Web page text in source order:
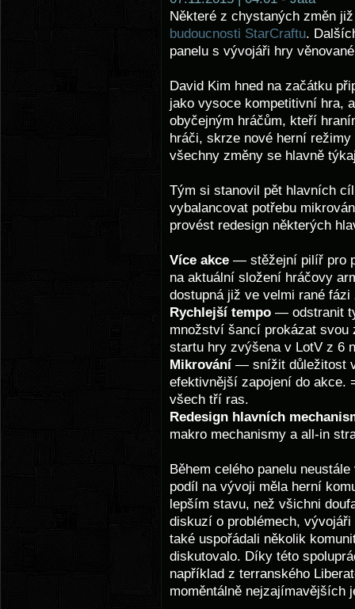
Některé z chystaných změn
budoucnosti StarCraftu.
panelu s vývojáři hry
David Kim hned na začátku
jako vysoce kompetitivní hra,
obyčejným hráčům, kteří
hráči, skrze nové herní
všechny změny se hlavně
Tým si stanovil pět hlavních
vybalancovat potřebu
provést redesign některých
Více akce — stěžejní pilíř pro
na aktuální složení hráčovy
dostupná již ve velmi rané fázi
Rychlejší tempo — odstranit
množství šancí prokázat svou
startu hry zvýšena v LotV z 6
Mikrování — snížit důležitost
efektivnější zapojení do akce.
všech tří ras.
Redesign hlavních
makro mechanismy a all-in
Během celého panelu
podíl na vývoji měla herní
lepším stavu, než všichni
diskuzí o problémech,
také uspořádali několik
diskutovalo. Díky této
například z terranského
moměntálně nejzajímavějších